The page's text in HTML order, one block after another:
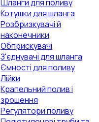
Шланги для поливу
Котушки для шланга
Розбризкувачі й
наконечники
Обприскувачі
З'єднувачі для шланга
Ємності для поливу
Лійки
Крапельний полив і
зрошення
Регулятори поливу